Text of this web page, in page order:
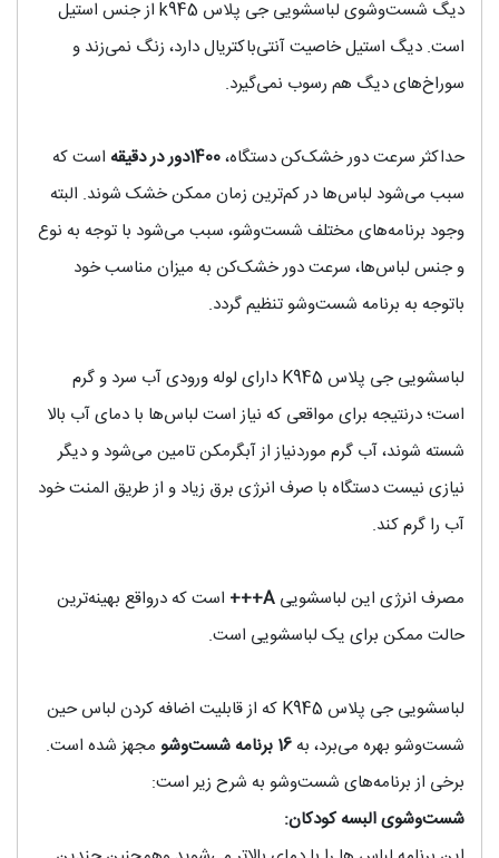
دیگ شست‌وشوی لباسشویی جی پلاس k945 از جنس استیل
است. دیگ استیل خاصیت آنتی‌باکتریال دارد، زنگ نمی‌زند و
سوراخ‌های دیگ هم رسوب نمی‌گیرد.
حداکثر سرعت دور خشک‌کن دستگاه، دور در دقیقه است که
سبب می‌شود لباس‌ها در کم‌ترین زمان ممکن خشک شوند. البته
وجود برنامه‌های مختلف شست‌وشو، سبب می‌شود با توجه به نوع
و جنس لباس‌ها، سرعت دور خشک‌کن به میزان مناسب خود
باتوجه به برنامه شست‌وشو تنظیم گردد.
لباسشویی جی پلاس K945 دارای لوله ورودی آب سرد و گرم
است؛ درنتیجه برای مواقعی که نیاز است لباس‌ها با دمای آب بالا
شسته شوند، آب گرم موردنیاز از آبگرمکن تامین می‌شود و دیگر
نیازی نیست دستگاه با صرف انرژی برق زیاد و از طریق المنت خود
آب را گرم کند.
مصرف انرژی این لباسشویی
است که درواقع بهینه‌ترین
حالت ممکن برای یک لباسشویی است.
لباسشویی جی پلاس K945 که از قابلیت اضافه کردن لباس حین
شست‌وشو بهره می‌برد، به 16 برنامه شست‌وشو مجهز شده است.
برخی از برنامه‌های شست‌وشو به شرح زیر است:
شست‌و‌شوی البسه کودکان: